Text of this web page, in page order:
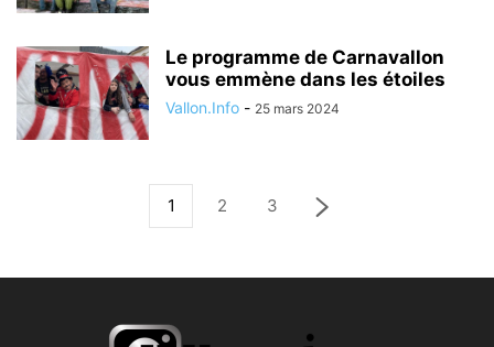
Le programme de Carnavallon
vous emmène dans les étoiles
Vallon.Info - 25 mars 2024
1 2 3